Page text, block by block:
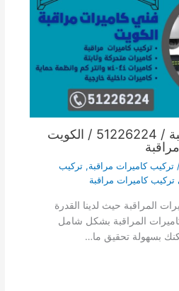
تركيب كاميرات مراقبة / 51226224 / الكويت
تركيب كاميرات مراقبة, تركيب
تركيب كاميرات مراقبة
المراقبة حيث لدينا القدرة
المراقبة بشكل شامل
بسهولة تحقيق ما…